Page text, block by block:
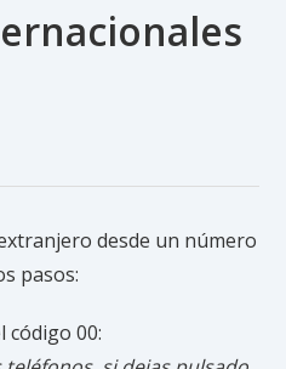
desde un número
pasos:
código 00: